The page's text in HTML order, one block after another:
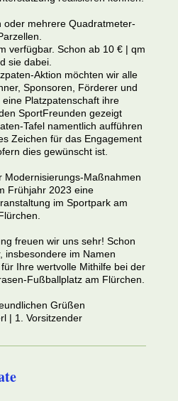
oder mehrere Quadratmeter-
verfügbar. Schon ab 10 € | qm
sie dabei.
Aktion möchten wir alle
Sponsoren, Förderer und
Platzpatenschaft ihre
SportFreunden gezeigt
Tafel namentlich aufführen
Zeichen für das Engagement
dies gewünscht ist.
Modernisierungs-Maßnahmen
Frühjahr 2023 eine
im Sportpark am
freuen wir uns sehr! Schon
insbesondere im Namen
Ihre wertvolle Mithilfe bei der
Fußballplatz am Flürchen.
Grüßen
| 1. Vorsitzender